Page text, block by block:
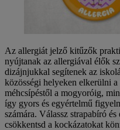
Az allergiát jelző kitűzők
nyújtanak az allergiával élők
dizájnjukkal segítenek az
közösségi helyeken elkerülni
méhcsípéstől a mogyoróig,
így gyors és egyértelmű
számára. Válassz strapabíró
csökkentsd a kockázatokat